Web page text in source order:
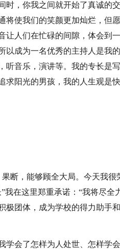
时，你我之间就开始了真诚的
将使我们的笑颜更加灿烂，但
让人们在忙碌的间隙，体会到
成为一名优秀的主持人是我的
听音乐，演讲等。我的专长是
求阳光的男孩，我的人生观是
断，能够顾全大局。今天我很
我在这里郑重承诺：“我将尽全
极团体，成为学校的得力助手
会了怎样为人处世、怎样学会